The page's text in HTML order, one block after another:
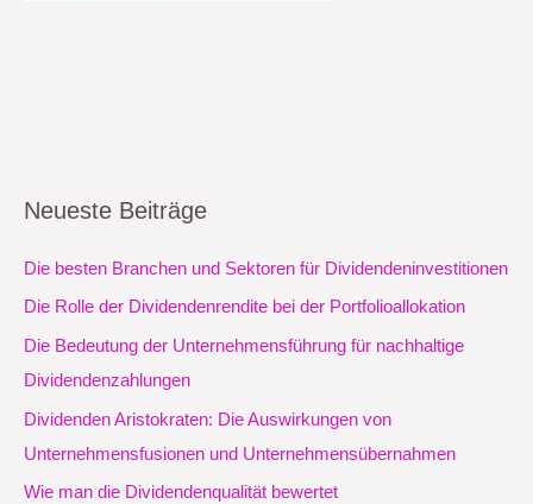
Neueste Beiträge
Die besten Branchen und Sektoren für Dividendeninvestitionen
Die Rolle der Dividendenrendite bei der Portfolioallokation
Die Bedeutung der Unternehmensführung für nachhaltige
Dividendenzahlungen
Dividenden Aristokraten: Die Auswirkungen von
Unternehmensfusionen und Unternehmensübernahmen
Wie man die Dividendenqualität bewertet